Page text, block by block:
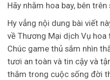
Hãy nhằm hoa bay, bên
Hy vẳng nội dung bài viết
về Thương Mại dịch Vụ hoa
Chúc game thủ sắm nhìn
tươi an toàn và tin cậy và
thắm trong cuộc sống đời